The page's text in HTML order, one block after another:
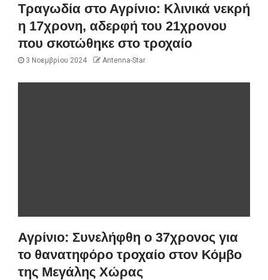
Τραγωδία στο Αγρίνιο: Κλινικά νεκρή
η 17χρονη, αδερφή του 21χρονου
που σκοτώθηκε στο τροχαίο
3 Νοεμβρίου 2024 Antenna-Star
Αγρίνιο: Συνελήφθη ο 37χρονος για
το θανατηφόρο τροχαίο στον Κόμβο
της Μεγάλης Χώρας